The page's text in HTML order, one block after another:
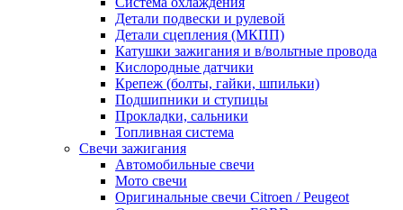
Детали подвески и рулевой
Детали сцепления (МКПП)
Катушки зажигания и в/вольтные провода
Кислородные датчики
Крепеж (болты, гайки, шпильки)
Подшипники и ступицы
Прокладки, сальники
Топливная система
Свечи зажигания
Автомобильные свечи
Мото свечи
Оригинальные свечи Citroen / Peugeot